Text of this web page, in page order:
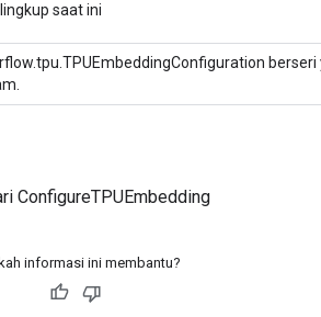
saat ini
ConfigureTPUEmbedding
informasi ini membantu?